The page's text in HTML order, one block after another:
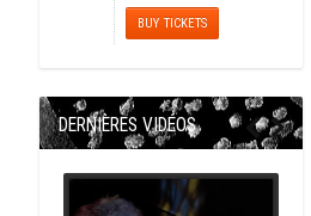
BUY TICKETS
DERNIÈRES VIDÉOS